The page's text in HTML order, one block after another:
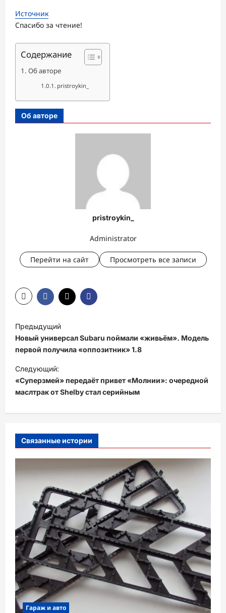
Источник
Спасибо за чтение!
Содержание
Об авторе
pristroykin_
Об авторе
pristroykin_
Administrator
Перейти на сайт Просмотреть все записи
а
в
и
г
а
ц
я
з
а
с
и
Предыдущий
Новый универсал Subaru поймали «живьём». Модель
первой получила «оппозитник» 1.8
Следующий:
«Суперзмей» передаёт привет «Молнии»: очередной
маслтрак от Shelby стал серийным
Связанные истории
Гараж и авто